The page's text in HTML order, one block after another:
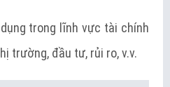
trong lĩnh vực tài chính
trường, đầu tư, rủi ro, v.v.